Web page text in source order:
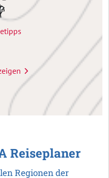
Reiseplaner
Regionen der